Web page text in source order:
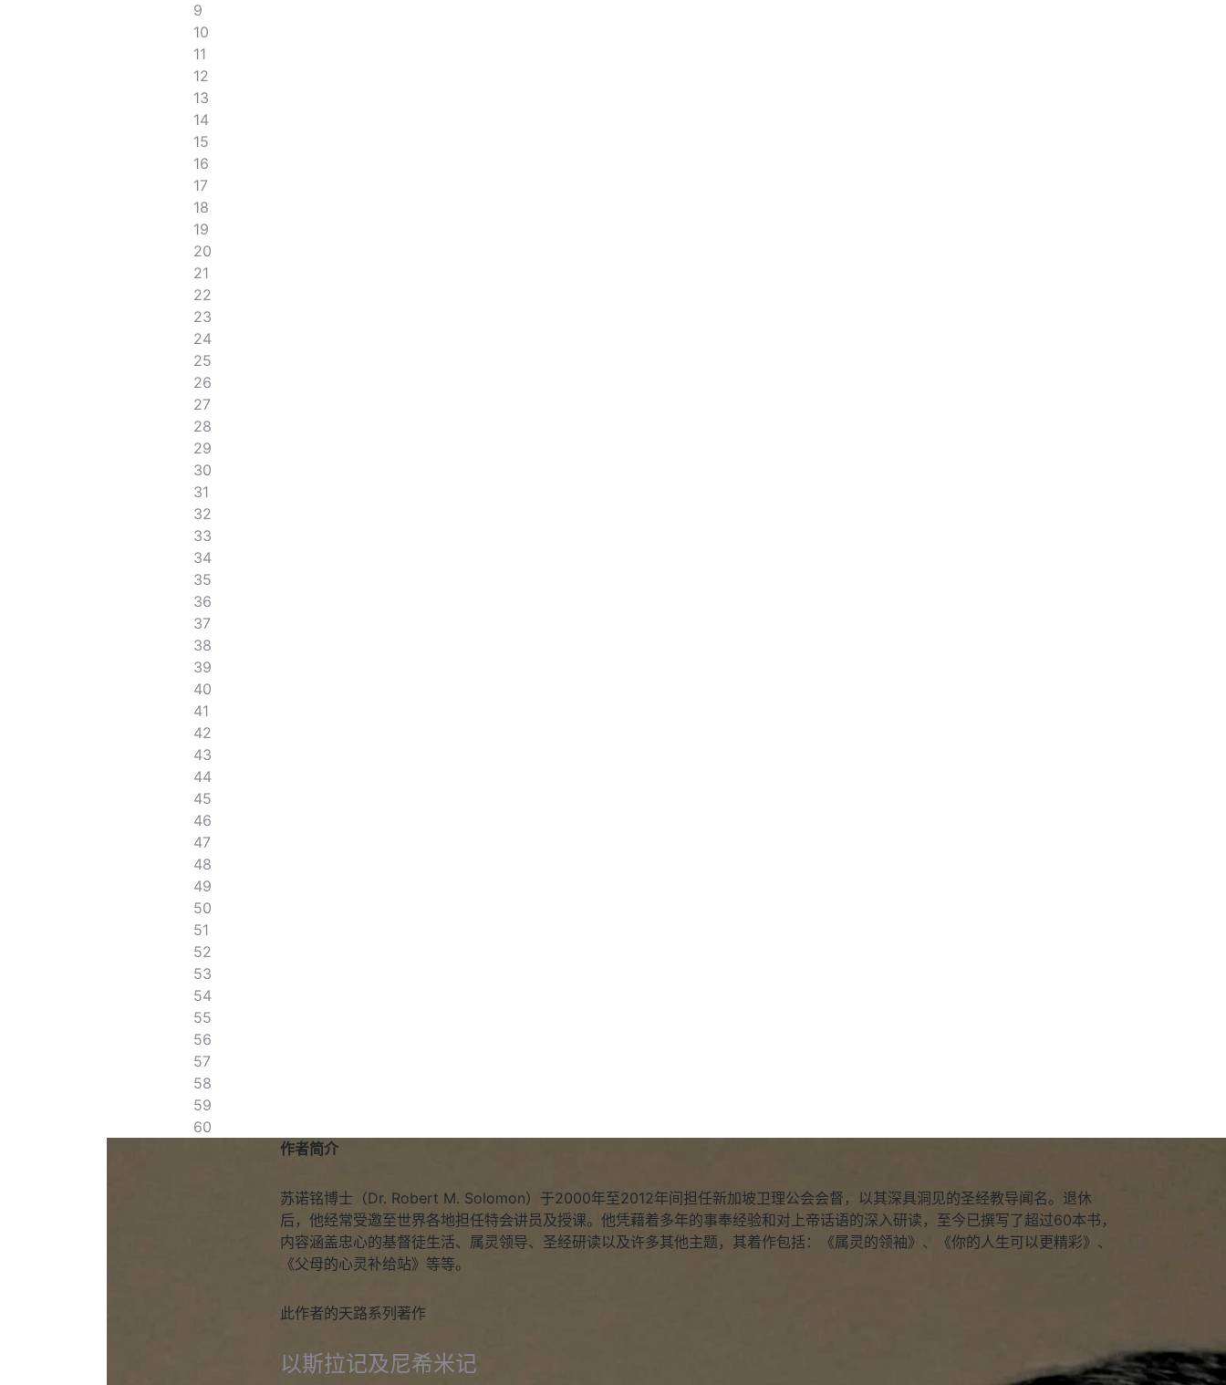
9
10
11
12
13
14
15
16
17
18
19
20
21
22
23
24
25
26
27
28
29
30
31
32
33
34
35
36
37
38
39
40
41
42
43
44
45
46
47
48
49
50
51
52
53
54
55
56
57
58
59
60
作者简介
苏诺铭博士（Dr. Robert M. Solomon）于2000年至2012年间担任新加坡卫理公会会督，以其深具洞见的圣经教导闻名。退休
后，他经常受邀至世界各地担任特会讲员及授课。他凭藉着多年的事奉经验和对上帝话语的深入研读，至今已撰写了超过60本书，
内容涵盖忠心的基督徒生活、属灵领导、圣经研读以及许多其他主题，其着作包括：《属灵的领袖》、《你的人生可以更精彩》、
《父母的心灵补给站》等等。
此作者的天路系列著作
以斯拉记及尼希米记